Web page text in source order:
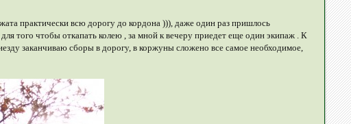
практически всю дорогу до кордона ))), даже один раз пришлось
того чтобы откапать колею , за мной к вечеру приедет еще один экипаж . К
заканчиваю сборы в дорогу, в коржуны сложено все самое необходимое,